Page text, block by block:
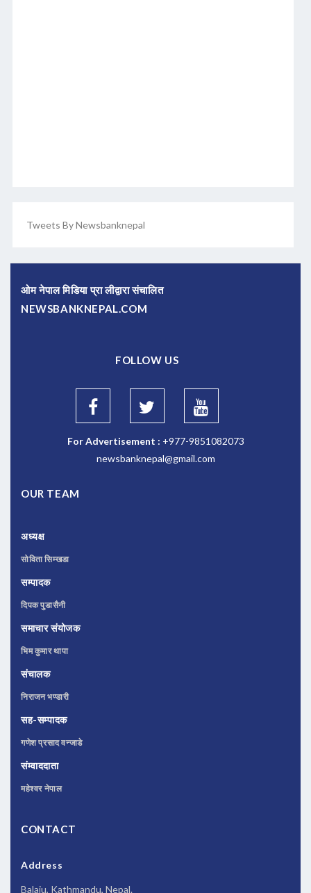
Tweets By Newsbanknepal
ओम नेपाल मिडिया प्रा लीद्वारा संचालित
NEWSBANKNEPAL.COM
FOLLOW US
For Advertisement : +977-9851082073
newsbanknepal@gmail.com
OUR TEAM
अध्यक्ष
सोविता सिम्खडा
सम्पादक
दिपक पुडासैनी
समाचार संयोजक
भिम कुमार थापा
संचालक
निराजन भण्डारी
सह-सम्पादक
गणेश प्रसाद वन्जाडे
संम्वाददाता
महेश्वर नेपाल
CONTACT
Address
Balaju, Kathmandu, Nepal.